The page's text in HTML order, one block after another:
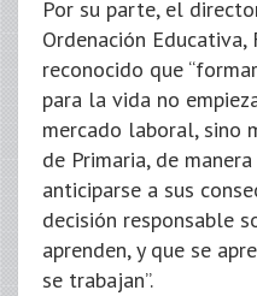
Por su parte, el
Ordenación
reconocido que
para la vida no
mercado laboral, sino
de Primaria, de
anticiparse a sus
decisión responsable
aprenden, y que se
se trabajan”.